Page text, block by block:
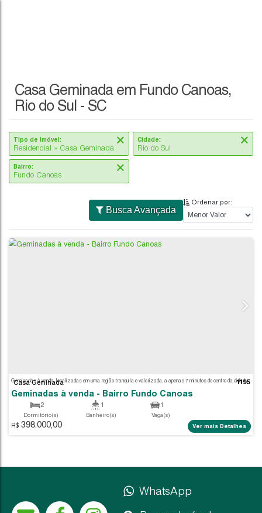
Casa Geminada em Fundo Canoas,
Rio do Sul - SC
Tipo de Imóvel:
Residencial » Casa Geminada
Cidade:
Bairro:
Busca Avançada
Ordenar por:
Geminadas à venda - Bairro Fundo Canoas
2
WhatsApp